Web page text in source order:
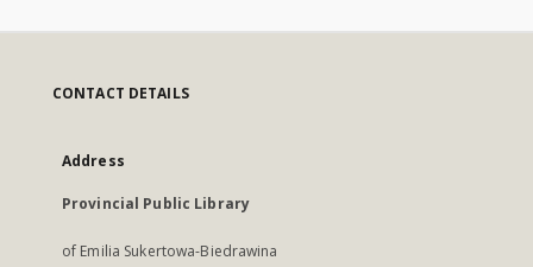
CONTACT DETAILS
Address
Provincial Public Library
of Emilia Sukertowa-Biedrawina